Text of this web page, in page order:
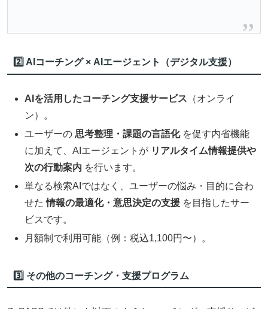
2️⃣ AIコーチング × AIエージェント（デジタル支援）
AIを活用したコーチング支援サービス （オンライ
ン）。
ユーザーの思考整理・課題の言語化を促す内省機能
に加えて、AIエージェントが リアルタイム情報提供や
次の行動案内 を行います。
単なる検索AIではなく、ユーザーの悩み・目的に合わ
せた情報の最適化・意思決定の支援 を目指したサー
ビスです。
月額制で利用可能（例：税込1,100円〜）。
3️⃣ その他のコーチング・支援プログラム